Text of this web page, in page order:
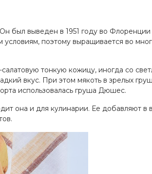
был выведен в 1951 году во
поэтому выращивается во
тонкую кожицу, иногда со
вкус. При этом мякоть в зрелых
использовалась груша Дюшес.
она и для кулинарии. Ее добавляют в